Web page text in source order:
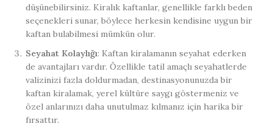
düşünebilirsiniz. Kiralık kaftanlar, genellikle farklı beden
seçenekleri sunar, böylece herkesin kendisine uygun bir
kaftan bulabilmesi mümkün olur.
Seyahat Kolaylığı: Kaftan kiralamanın seyahat ederken
de avantajları vardır. Özellikle tatil amaçlı seyahatlerde
valizinizi fazla doldurmadan, destinasyonunuzda bir
kaftan kiralamak, yerel kültüre saygı göstermeniz ve
özel anlarınızı daha unutulmaz kılmanız için harika bir
fırsattır.